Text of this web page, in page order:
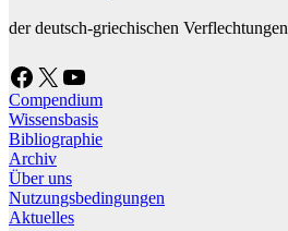
der deutsch-griechischen Verflechtungen
Facebook X YouTube
Compendium
Wissensbasis
Bibliographie
Archiv
Über uns
Nutzungsbedingungen
Aktuelles